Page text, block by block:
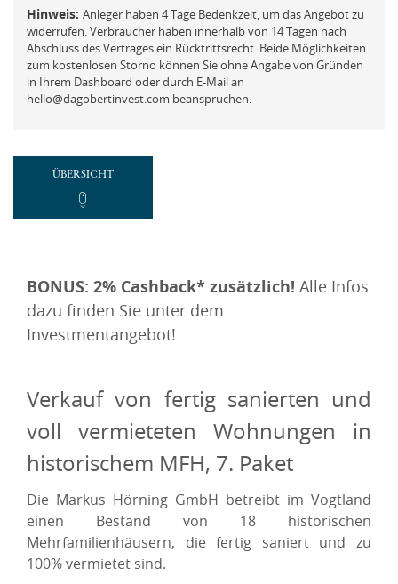
Kontaktanfrage
FAQ
Vermögensberatung
Beschwerde
Mit der ich.app anmelden
Passwort vergessen und ändern
REGISTRIEREN
NEUEN ACCOUNT ANLEGEN
Mit der ich.app registrieren
Hinweis: Anleger haben 4 Tage Bedenkzeit, um das Angebot zu
widerrufen. Verbraucher haben innerhalb von 14 Tagen nach
Abschluss des Vertrages ein Rücktrittsrecht. Beide Möglichkeiten
zum kostenlosen Storno können Sie ohne Angabe von Gründen
in Ihrem Dashboard oder durch E-Mail an
hello@dagobertinvest.com beanspruchen.
ÜBERSICHT
BONUS: 2% Cashback* zusätzlich! Alle Infos
dazu finden Sie unter dem
Investmentangebot!
Verkauf von fertig sanierten und
voll vermieteten Wohnungen in
historischem MFH, 7. Paket
Die Markus Hörning GmbH betreibt im Vogtland
einen Bestand von 18 historischen
Mehrfamilienhäusern, die fertig saniert und zu
100% vermietet sind.